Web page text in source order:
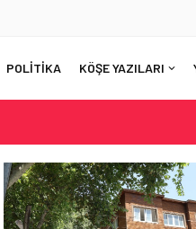
POLİTİKA KÖŞE YAZILARI
mı?